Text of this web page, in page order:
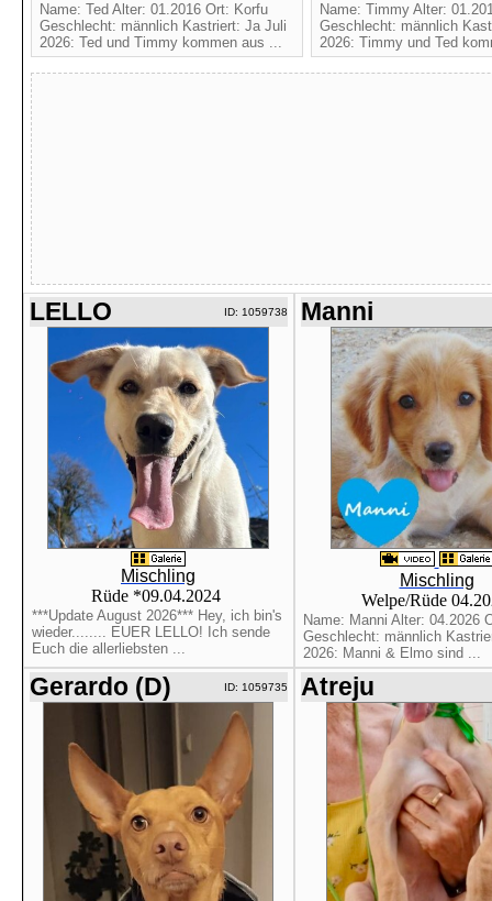
Name: Ted Alter: 01.2016 Ort: Korfu
Geschlecht: männlich Kastriert: Ja Juli
2026: Ted und Timmy kommen aus ...
Name: Timmy Alter:
Geschlecht: männlich
2026: Timmy und Ted
LELLO ID: 1059738
Mischling
Rüde *09.04.2024
***Update August 2026*** Hey, ich bin's
wieder........ EUER LELLO! Ich sende
Euch die allerliebsten ...
Manni
Mischling
Welpe/Rüde
Name: Manni Alter: 04.2026
Geschlecht: männlich
2026: Manni & Elmo sind ...
Gerardo (D) ID: 1059735 Atreju